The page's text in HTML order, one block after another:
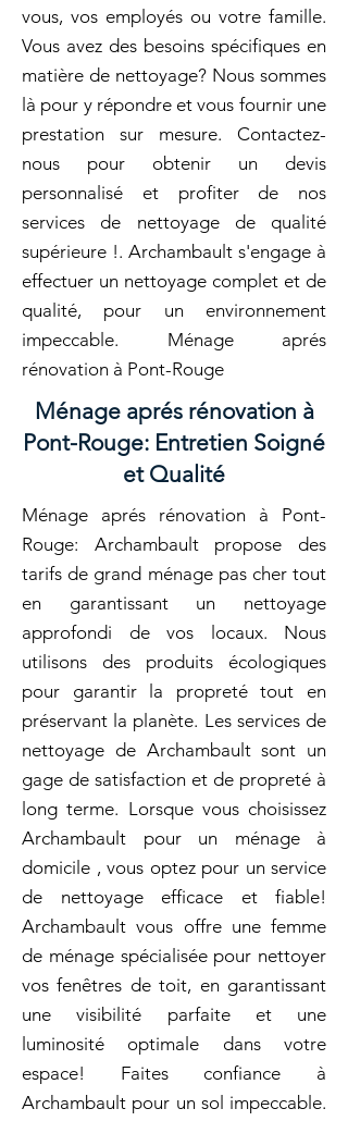
vous, vos employés ou votre famille.
Vous avez des besoins spécifiques en
matière de nettoyage? Nous sommes
là pour y répondre et vous fournir une
prestation sur mesure. Contactez-
nous pour obtenir un devis
personnalisé et profiter de nos
services de nettoyage de qualité
supérieure !. Archambault s'engage à
effectuer un nettoyage complet et de
qualité, pour un environnement
impeccable. Ménage aprés
rénovation à Pont-Rouge
Ménage aprés rénovation à
Pont-Rouge: Entretien Soigné
et Qualité
Ménage aprés rénovation à Pont-
Rouge: Archambault propose des
tarifs de grand ménage pas cher tout
en garantissant un nettoyage
approfondi de vos locaux. Nous
utilisons des produits écologiques
pour garantir la propreté tout en
préservant la planète. Les services de
nettoyage de Archambault sont un
gage de satisfaction et de propreté à
long terme. Lorsque vous choisissez
Archambault pour un ménage à
domicile , vous optez pour un service
de nettoyage efficace et fiable!
Archambault vous offre une femme
de ménage spécialisée pour nettoyer
vos fenêtres de toit, en garantissant
une visibilité parfaite et une
luminosité optimale dans votre
espace! Faites confiance à
Archambault pour un sol impeccable.